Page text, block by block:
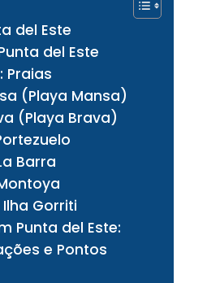
del Este
del Este
Praias
(Playa Mansa)
(Playa Brava)
Barra
Gorriti
Punta del Este:
e Pontos